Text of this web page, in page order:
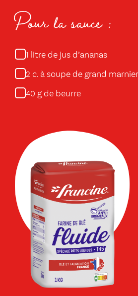
Pour la sauce :
1 litre de jus d’ananas
2 c. à soupe de grand marnier
40 g de beurre